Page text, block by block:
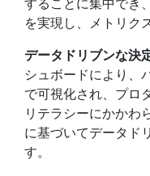
することに集中でき
を実現し、メトリク
データドリブンな決
シュボードにより、
で可視化され、プロ
リテラシーにかかわ
に基づいてデータド
す。